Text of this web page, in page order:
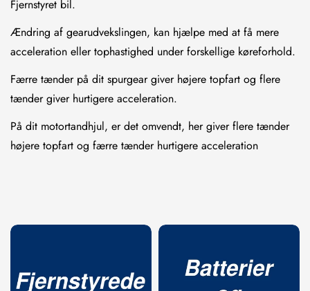
Fjernstyret bil.
Ændring af gearudvekslingen, kan hjælpe med at få mere
acceleration eller tophastighed under forskellige køreforhold.
Færre tænder på dit spurgear giver højere topfart og flere
tænder giver hurtigere acceleration.
På dit motortandhjul, er det omvendt, her giver flere tænder
højere topfart og færre tænder hurtigere acceleration
Confirm your age